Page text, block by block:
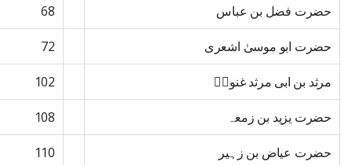
حضرت فضل بن عباس 68
حضرت ابو موسیٰ اشعری 72
مرثد بن ابی مرثد غنویؓ 102
حضرت یزید بن زمعہ 108
حضرت عیاض بن زہیر 110